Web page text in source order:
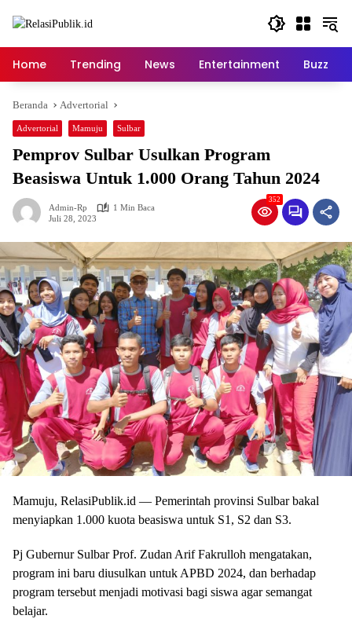
Home Trending News Entertainment Buzz
Beranda Advertorial
Advertorial Mamuju Sulbar
Pemprov Sulbar Usulkan Program
Beasiswa Untuk 1.000 Orang Tahun 2024
Admin-Rp
1 Min Baca
Juli 28, 2023
352
Mamuju, RelasiPublik.id — Pemerintah provinsi Sulbar bakal
menyiapkan 1.000 kuota beasiswa untuk S1, S2 dan S3.
Pj Gubernur Sulbar Prof. Zudan Arif Fakrulloh mengatakan,
program ini baru diusulkan untuk APBD 2024, dan berhadap
program tersebut menjadi motivasi bagi siswa agar semangat
belajar.